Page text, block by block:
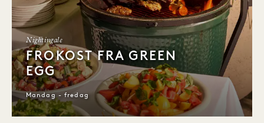
Nightingale
FROKOST FRA GREEN
EGG
Mandag - fredag